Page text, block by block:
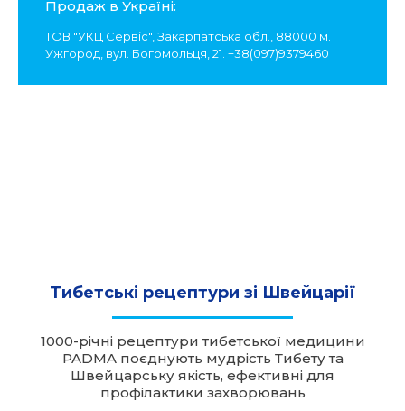
Продаж в Україні:
ТОВ "УКЦ Сервіс", Закарпатська обл., 88000 м.
Ужгород, вул. Богомольця, 21. +38(097)9379460
Тибетські рецептури зі Швейцарії
1000-річні рецептури тибетської медицини
PADMA поєднують мудрість Тибету та
Швейцарську якість, ефективні для
профілактики захворювань